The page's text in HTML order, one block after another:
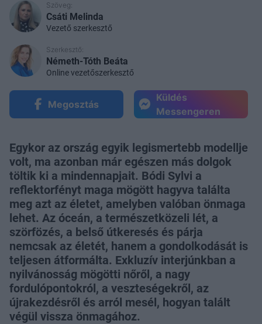
Szöveg:
Csáti Melinda
Vezető szerkesztő
Szerkesztő:
Németh-Tóth Beáta
Online vezetőszerkesztő
Megosztás
Küldés
Messengeren
Egykor az ország egyik legismertebb modellje
volt, ma azonban már egészen más dolgok
töltik ki a mindennapjait. Bódi Sylvi a
reflektorfényt maga mögött hagyva találta
meg azt az életet, amelyben valóban önmaga
lehet. Az óceán, a természetközeli lét, a
szörfözés, a belső útkeresés és párja
nemcsak az életét, hanem a gondolkodását is
teljesen átformálta. Exkluzív interjúnkban a
nyilvánosság mögötti nőről, a nagy
fordulópontokról, a veszteségekről, az
újrakezdésről és arról mesél, hogyan talált
végül vissza önmagához.